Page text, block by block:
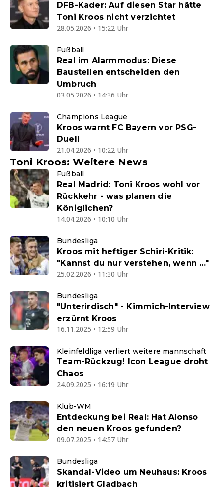
DFB-Kader: Auf diesen Star hätte
Toni Kroos nicht verzichtet
28.05.2026 • 15:22 Uhr
Fußball
Real im Alarmmodus: Diese
Baustellen entscheiden den
Umbruch
03.05.2026 • 14:36 Uhr
Champions League
Kroos warnt FC Bayern vor PSG-
Duell
21.04.2026 • 10:22 Uhr
Toni Kroos: Weitere News
Fußball
Real Madrid: Toni Kroos wohl vor
Rückkehr - was planen die
Königlichen?
14.04.2026 • 10:10 Uhr
Bundesliga
Kroos mit heftiger Schiri-Kritik:
"Kannst du nur verstehen, wenn ..."
25.02.2026 • 11:30 Uhr
Bundesliga
"Unterirdisch" - Kimmich-Interview
erzürnt Kroos
16.11.2025 • 12:59 Uhr
Kleinfeldliga verliert weitere mannschaft
Team-Rückzug! Icon League droht
Chaos
24.09.2025 • 16:19 Uhr
Klub-WM
Entdeckung bei Real: Hat Alonso
den neuen Kroos gefunden?
09.07.2025 • 14:57 Uhr
Bundesliga
Skandal-Video um Neuhaus: Kroos
kritisiert Gladbach